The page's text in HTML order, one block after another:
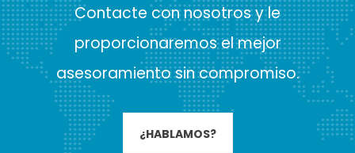
Contacte con nosotros y le
proporcionaremos el mejor
asesoramiento sin compromiso.
¿HABLAMOS?